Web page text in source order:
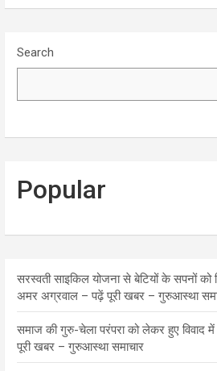
Search
Popular
सरस्वती साइकिल योजना से बेटियों के सपनों को
अमर अग्रवाल – पढ़ें पूरी खबर – गुरुआस्था
समाज की गुरु-चेला परंपरा को लेकर हुए विवाद में
पूरी खबर – गुरुआस्था समाचार